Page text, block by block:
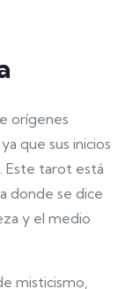
orígenes
que sus inicios
Este tarot está
donde se dice
y el medio
misticismo,